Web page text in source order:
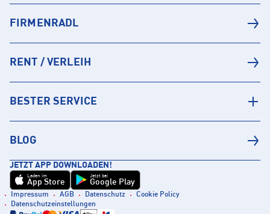
FIRMENRADL
RENT / VERLEIH
BESTER SERVICE
BLOG
JETZT APP DOWNLOADEN!
Laden im
App Store
Jetzt bei
Google Play
Impressum AGB Datenschutz
Cookie Policy
Datenschutzeinstellungen